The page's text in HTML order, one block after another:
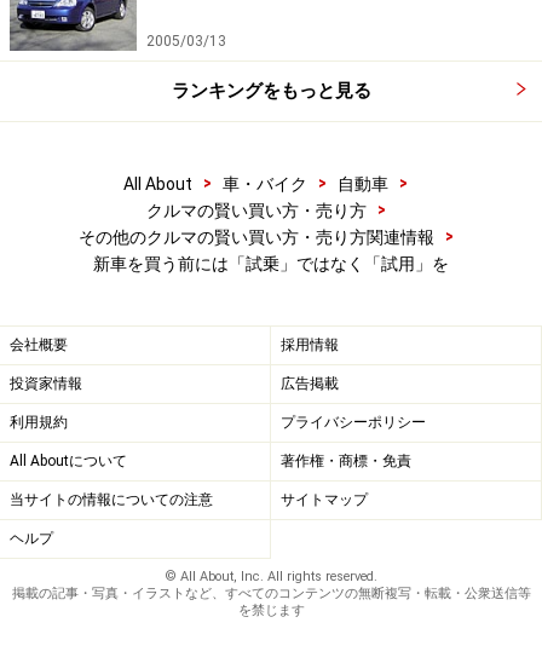
の手が届くかなどを確認しましょう。チャイルドシート
をいやがってすぐに抜け出してしまう癖のある赤ちゃん
なら、なおさら注意が必要です。小さい子の乗り降りが
安全にできるステップの高さかどうか、赤ちゃんをベビ
など、走る以外にチェックしたいポイントはたくさんあ
義務。子供を一緒に試乗させたいと言って、すぐに子供
用シートを用意してくれるかどうかで、新車ディーラー
の質も分かります。「ちょっとだけなので抱っこして乗
ってください」などと言う営業マンがいたら、お客に道
路交通法を違反させていることになりますので、その程
度の店だということ。試乗は赤ちゃんも含めて家族全員
で乗れるとベストです。
「試乗した感想をなにか記録に残しておきたい」と思う
2005/03/13
ランキングをもっと見る
All About > 車・バイク > 自動車
>
クルマの賢い買い方・売り方
>
その他のクルマの賢い買い方・売り方関連情報
>
新車を買う前には「試乗」ではなく「試用」を
会社概要 採用情報
投資家情報 広告掲載
利用規約 プライバシーポリシー
All Aboutについて 著作権・商標・免責
当サイトの情報についての注意 サイトマップ
ヘルプ
© All About, Inc. All rights reserved.
掲載の記事・写真・イラストなど、すべてのコンテンツの無断複写・転載・公衆送信等
を禁じます